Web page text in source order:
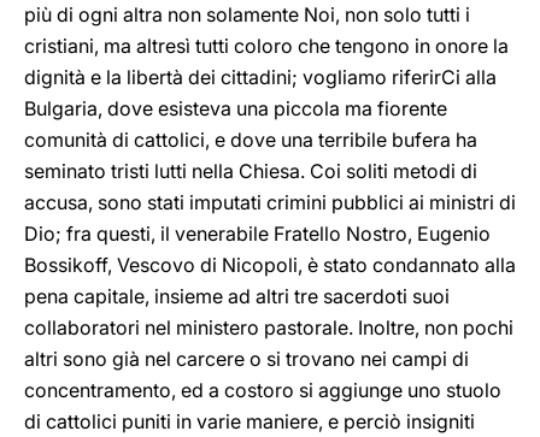
più di ogni altra non solamente Noi, non solo tutti i
cristiani, ma altresì tutti coloro che tengono in onore la
dignità e la libertà dei cittadini; vogliamo riferirCi alla
Bulgaria, dove esisteva una piccola ma fiorente
comunità di cattolici, e dove una terribile bufera ha
seminato tristi lutti nella Chiesa. Coi soliti metodi di
accusa, sono stati imputati crimini pubblici ai ministri di
Dio; fra questi, il venerabile Fratello Nostro, Eugenio
Bossikoff, Vescovo di Nicopoli, è stato condannato alla
pena capitale, insieme ad altri tre sacerdoti suoi
collaboratori nel ministero pastorale. Inoltre, non pochi
altri sono già nel carcere o si trovano nei campi di
concentramento, ed a costoro si aggiunge uno stuolo
di cattolici puniti in varie maniere, e perciò insigniti